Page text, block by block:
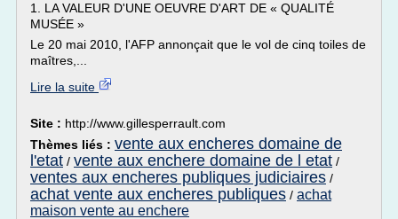
1. LA VALEUR D'UNE OEUVRE D'ART DE « QUALITÉ
MUSÉE »
Le 20 mai 2010, l'AFP annonçait que le vol de cinq toiles de
maîtres,...
Lire la suite
Site : http://www.gillesperrault.com
Thèmes liés : vente aux encheres domaine de
l'etat / vente aux enchere domaine de l etat /
ventes aux encheres publiques judiciaires /
achat vente aux encheres publiques / achat
maison vente au enchere